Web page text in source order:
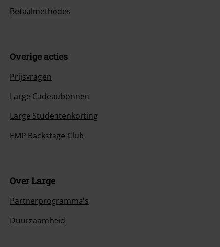
Betaalmethodes
Overige acties
Prijsvragen
Large Cadeaubonnen
Large Studentenkorting
EMP Backstage Club
Over Large
Partnerprogramma's
Duurzaamheid